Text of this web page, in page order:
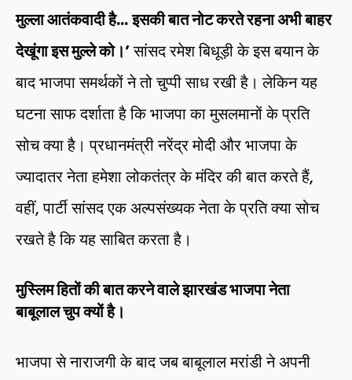
मुल्ला आतंकवादी है…इसकी बात नोट करते रहना अभी बाहर
देखूंगा इस मुल्ले को।’सांसद रमेश बिधूड़ी के इस बयान के
बाद भाजपा समर्थकों ने तो चुप्पी साध रखी है। लेकिन यह
घटना साफ दर्शाता है कि भाजपा का मुसलमानों के प्रति
सोच क्या है। प्रधानमंत्री नरेंद्र मोदी और भाजपा के
ज्यादातर नेता हमेशा लोकतंत्र के मंदिर की बात करते हैं,
वहीं, पार्टी सांसद एक अल्पसंख्यक नेता के प्रति क्या सोच
रखते है कि यह साबित करता है।
मुस्लिम हितों की बात करने वाले झारखंड भाजपा नेता
बाबूलाल चुप क्यों है।
भाजपा से नाराजगी के बाद जब बाबूलाल मरांडी ने अपनी